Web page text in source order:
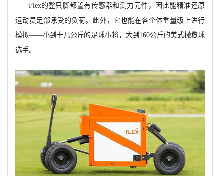
Flex的整只脚都置有传感器和测力元件，因此能精准还原
运动员足部承受的负荷。此外，它也能在各个体重量级上进行
模拟——小到十几公斤的足球小将，大到160公斤的美式橄榄球
选手。